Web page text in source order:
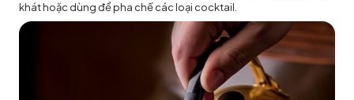
khát hoặc dùng để pha chế các loại cocktail.